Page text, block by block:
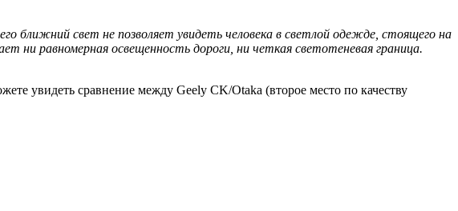
ближний свет не позволяет увидеть человека в светлой одежде, стоящего на
ни равномерная освещенность дороги, ни четкая светотеневая граница.
увидеть сравнение между Geely CK/Otaka (второе место по качеству